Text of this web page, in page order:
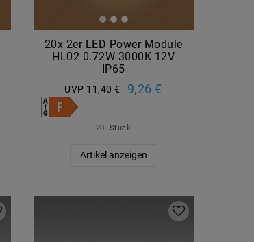
20x 2er LED Power Module
HL02 0.72W 3000K 12V
IP65
UVP 11,40 € 9,26 €
20 Stück
Artikel anzeigen